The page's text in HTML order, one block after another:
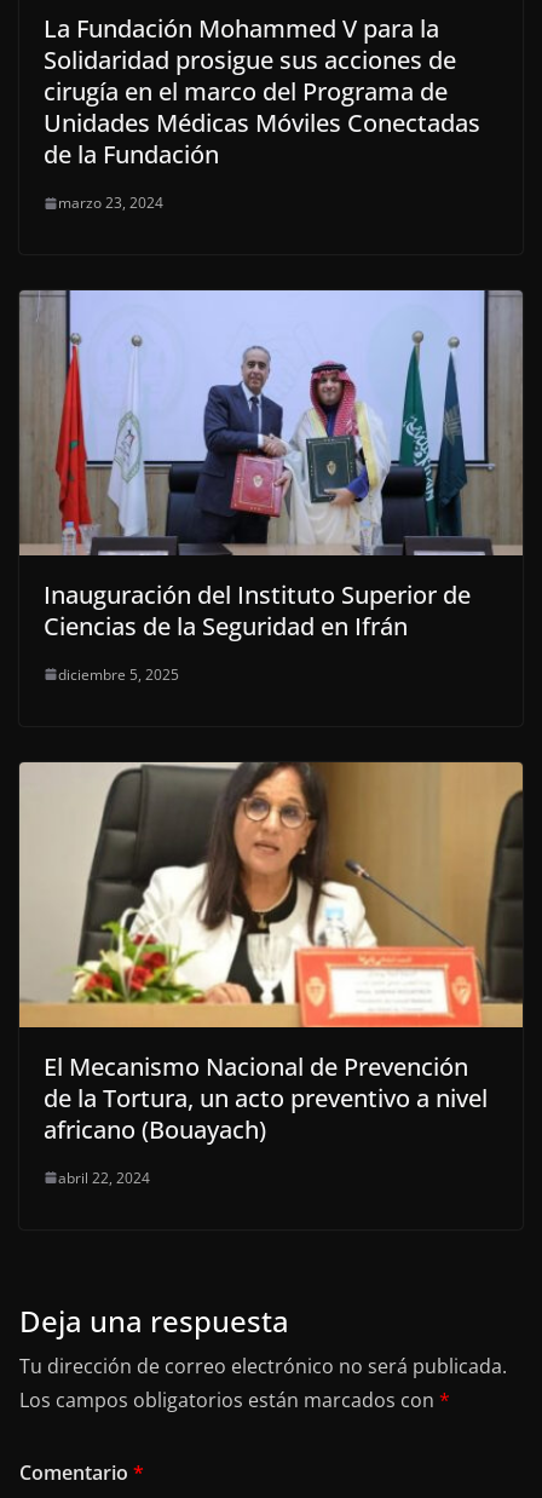
La Fundación Mohammed V para la
Solidaridad prosigue sus acciones de
cirugía en el marco del Programa de
Unidades Médicas Móviles Conectadas
de la Fundación
marzo 23, 2024
Inauguración del Instituto Superior de
Ciencias de la Seguridad en Ifrán
diciembre 5, 2025
El Mecanismo Nacional de Prevención
de la Tortura, un acto preventivo a nivel
africano (Bouayach)
abril 22, 2024
Deja una respuesta
Tu dirección de correo electrónico no será publicada.
Los campos obligatorios están marcados con *
Comentario *